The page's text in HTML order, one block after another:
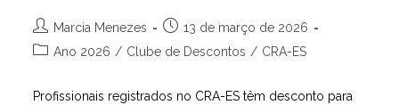
Autor
do
Marcia Menezes
Post
publicado:
13 de março de 2026
Categoria
post:
Ano 2026 / Clube de Descontos / CRA-ES
Profissionais registrados no CRA-ES têm desconto para